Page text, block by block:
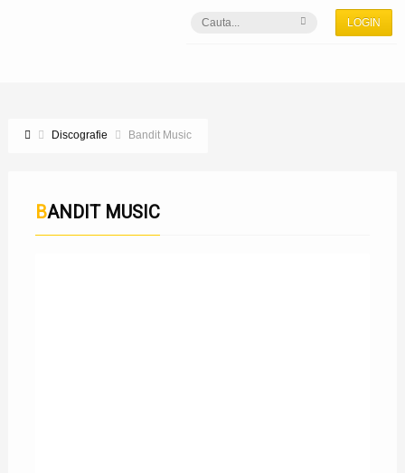
LOGIN
Discografie Bandit Music
BANDIT MUSIC